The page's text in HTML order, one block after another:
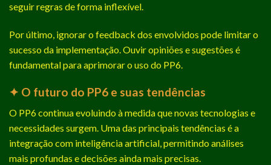
seguir regras de forma inflexível.
Por último, ignorar o feedback dos envolvidos pode limitar o
sucesso da implementação. Ouvir opiniões e sugestões é
fundamental para aprimorar o uso do PP6.
✦ O futuro do PP6 e suas tendências
O PP6 continua evoluindo à medida que novas tecnologias e
necessidades surgem. Uma das principais tendências é a
integração com inteligência artificial, permitindo análises
mais profundas e decisões ainda mais precisas.